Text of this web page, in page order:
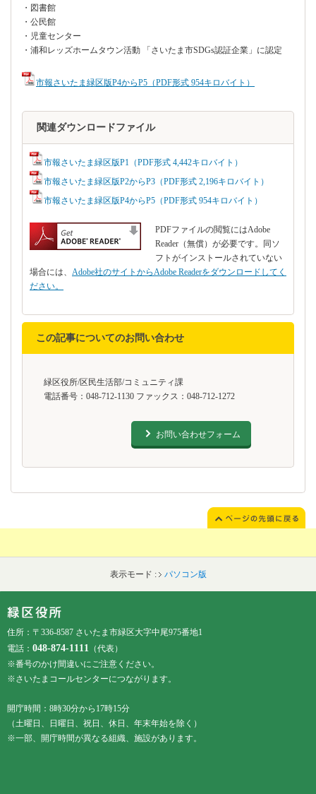
・図書館
・公民館
・児童センター
・浦和レッズホームタウン活動 「さいたま市SDGs認証企業」に認定
市報さいたま緑区版P4からP5（PDF形式 954キロバイト）
関連ダウンロードファイル
市報さいたま緑区版P1（PDF形式 4,442キロバイト）
市報さいたま緑区版P2からP3（PDF形式 2,196キロバイト）
市報さいたま緑区版P4からP5（PDF形式 954キロバイト）
PDFファイルの閲覧にはAdobe
Reader（無償）が必要です。同ソ
フトがインストールされていない
場合には、 Adobe社のサイトからAdobe Readerをダウンロードしてく
ださい。
この記事についてのお問い合わせ
緑区役所/区民生活部/コミュニティ課
電話番号：048-712-1130 ファックス：048-712-1272
お問い合わせフォーム
表示モード : パソコン版
住所：〒336-8587 さいたま市緑区大字中尾975番地1
電話： 048-874-1111 （代表）
※番号のかけ間違いにご注意ください。
※さいたまコールセンターにつながります。
開庁時間：8時30分から17時15分
（土曜日、日曜日、祝日、休日、年末年始を除く）
※一部、開庁時間が異なる組織、施設があります。